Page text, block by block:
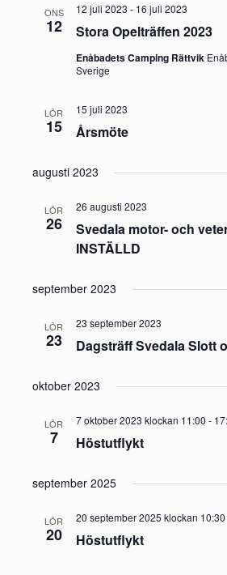
ONS
12 Stora Opelträffen 2023
12 juli 2023 - 16 juli 2023
Enåbadets Camping Rättvik
Sverige
LÖR
15 Årsmöte
15 juli 2023
augusti 2023
LÖR
26
Svedala motor- och
INSTÄLLD
26 augusti 2023
september 2023
LÖR
23 Dagsträff Svedala Slott
23 september 2023
oktober 2023
LÖR
7 Höstutflykt
7 oktober 2023 klockan 11:00 -
september 2025
LÖR
20 Höstutflykt
20 september 2025 klockan 10:30